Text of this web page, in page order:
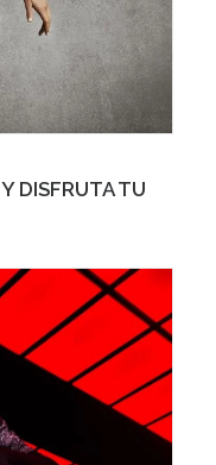
DISFRUTA TU